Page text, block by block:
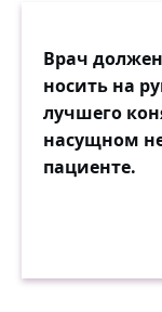
Врач
носить на
лучшего
насущном
пациенте.